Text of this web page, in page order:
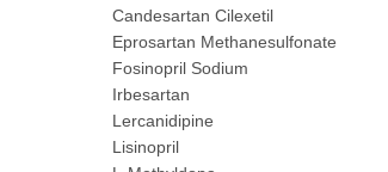
Candesartan Cilexetil
Eprosartan Methanesulfonate
Fosinopril Sodium
Irbesartan
Lercanidipine
Lisinopril